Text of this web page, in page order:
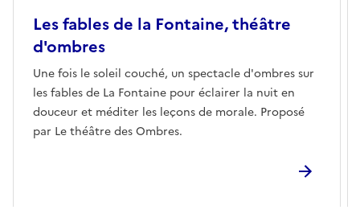
Les fables de la Fontaine, théâtre
d'ombres
Une fois le soleil couché, un spectacle d'ombres sur
les fables de La Fontaine pour éclairer la nuit en
douceur et méditer les leçons de morale. Proposé
par Le théâtre des Ombres.